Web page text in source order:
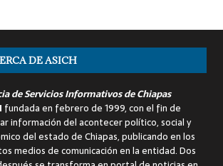
DE ASICH
de Servicios Informativos de Chiapas
fundada en febrero de 1999, con el fin de
información del acontecer político, social y
del estado de Chiapas, publicando en los
medios de comunicación en la entidad. Dos